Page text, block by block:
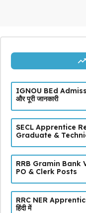
IGNOU BEd
और पूरी जानकारी
SECL Apprentice
Graduate &
RRB Gramin Bank
PO & Clerk Posts
RRC NER
हिंदी में